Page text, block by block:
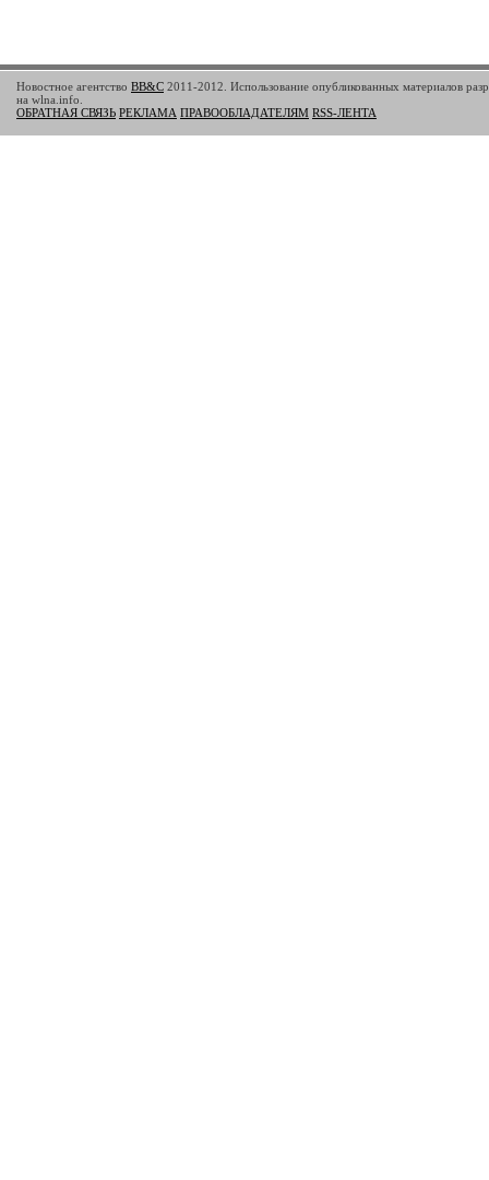
Новостное агентство BB&C 2011-2012. Использование опубликованных материалов
на wlna.info.
ОБРАТНАЯ СВЯЗЬ РЕКЛАМА ПРАВООБЛАДАТЕЛЯМ RSS-ЛЕНТА